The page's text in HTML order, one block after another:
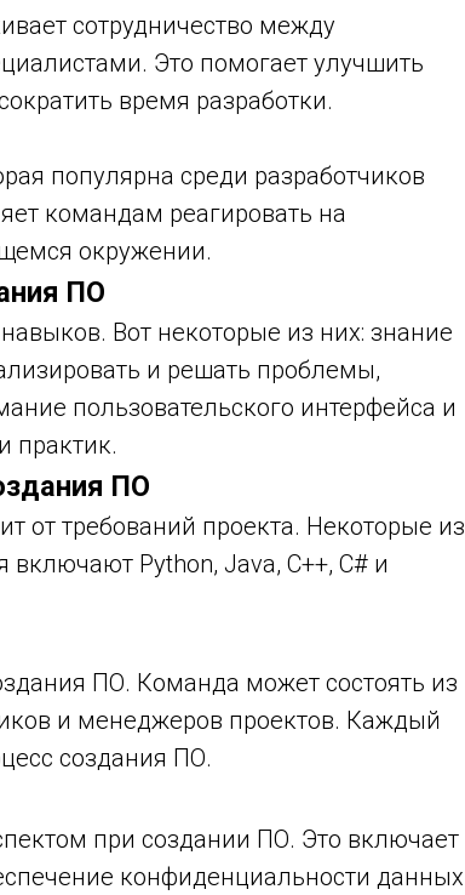
сотрудничество между
Это помогает улучшить
время разработки.
популярна среди разработчиков
командам реагировать на
окружении.
ПО
Вот некоторые из них: знание
и решать проблемы,
пользовательского интерфейса и
практик.
ПО
от требований проекта. Некоторые из
Python, Java, C++, C# и
ПО. Команда может состоять из
и менеджеров проектов. Каждый
создания ПО.
при создании ПО. Это включает
конфиденциальности данных